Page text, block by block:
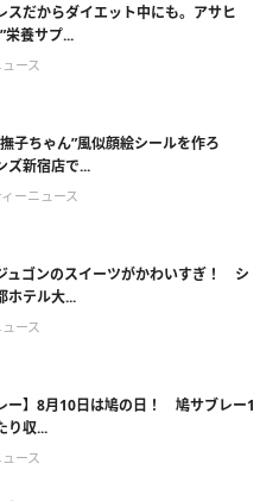
スだからダイエット中にも。アサヒ
栄養サプ...
ース
子ちゃん”風似顔絵シールを作ろ
新宿店で...
ーニュース
ュゴンのスイーツがかわいすぎ！ シ
ホテル大...
ース
ー】8月10日は鳩の日！ 鳩サブレー1
り収...
ース